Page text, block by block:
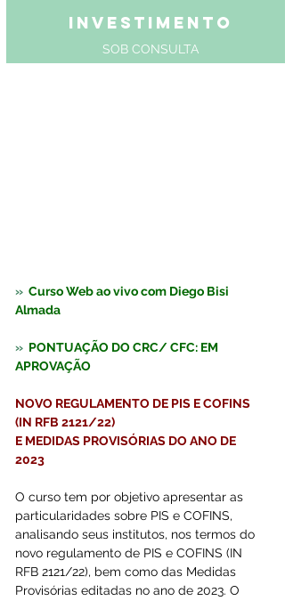
Investimento
SOB CONSULTA
» Curso Web ao vivo com Diego Bisi
Almada
» PONTUAÇÃO DO CRC/ CFC: EM
APROVAÇÃO
NOVO REGULAMENTO DE PIS E COFINS
(IN RFB 2121/22)
E MEDIDAS PROVISÓRIAS DO ANO DE
2023
O curso tem por objetivo apresentar as
particularidades sobre PIS e COFINS,
analisando seus institutos, nos termos do
novo regulamento de PIS e COFINS (IN
RFB 2121/22), bem como das Medidas
Provisórias editadas no ano de 2023. O